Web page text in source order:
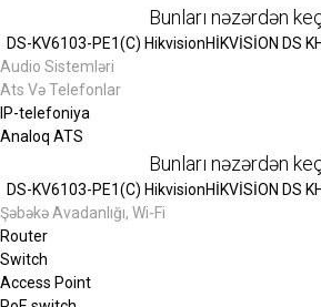
Bunları nəzərdən
DS-KV6103-PE1(C) HikvisionHİKVİSİON DS
Audio Sistemləri
Ats Və Telefonlar
IP-telefoniya
Analoq ATS
Bunları nəzərdən
DS-KV6103-PE1(C) HikvisionHİKVİSİON DS
Şəbəkə Avadanlığı, Wi-Fi
Router
Switch
Access Point